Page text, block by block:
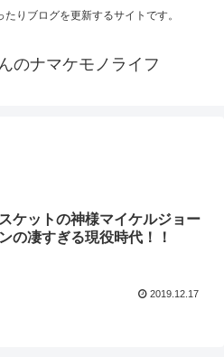
りブログを更新するサイトです。
のナマケモノライフ
ケットの神様マイケルジョー
の凄すぎる現役時代！！
2019.12.17